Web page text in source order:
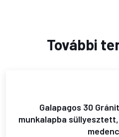
További
Galapagos 30
munkalapba